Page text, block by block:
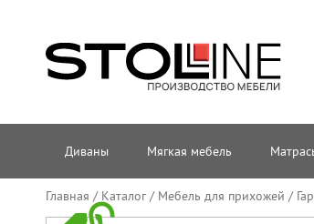
Диваны Мягкая мебель
Главная / Каталог/ Мебель для прихожей /